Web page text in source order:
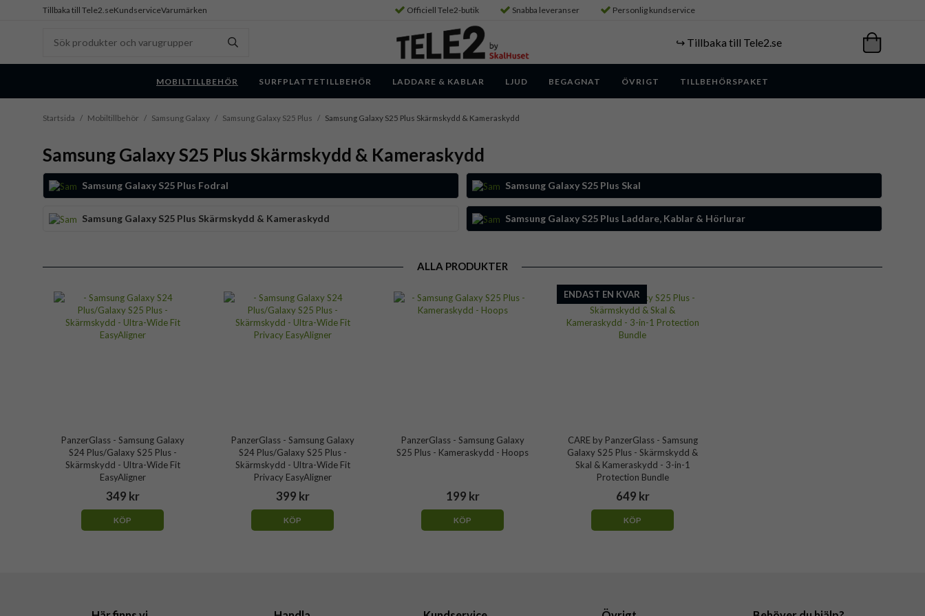
Tillbaka till Tele2.seKundserviceVarumärken Officiell Tele2-butik Snabba leveranser Personlig kundservice
↪️ Tillbaka till Tele2.se
MOBILTILLBEHÖR SURFPLATTETILLBEHÖR LADDARE & KABLAR LJUD BEGAGNAT ÖVRIGT TILLBEHÖRSPAKET
Startsida / Mobiltillbehör / Samsung Galaxy / Samsung Galaxy S25 Plus / Samsung Galaxy S25 Plus Skärmskydd & Kameraskydd
Samsung Galaxy S25 Plus Skärmskydd & Kameraskydd
Samsung Galaxy S25 Plus Fodral Samsung Galaxy S25 Plus Skal
Samsung Galaxy S25 Plus Skärmskydd & Kameraskydd Samsung Galaxy S25 Plus Laddare, Kablar & Hörlurar
ALLA PRODUKTER
PanzerGlass - Samsung Galaxy
S24 Plus/Galaxy S25 Plus -
Skärmskydd - Ultra-Wide Fit
EasyAligner
349 kr
KÖP
PanzerGlass - Samsung Galaxy
S24 Plus/Galaxy S25 Plus -
Skärmskydd - Ultra-Wide Fit
Privacy EasyAligner
399 kr
KÖP
PanzerGlass - Samsung Galaxy
S25 Plus - Kameraskydd - Hoops
199 kr
KÖP
ENDAST EN KVAR
CARE by PanzerGlass - Samsung
Galaxy S25 Plus - Skärmskydd &
Skal & Kameraskydd - 3-in-1
Protection Bundle
649 kr
KÖP